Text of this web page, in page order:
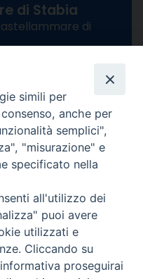
di Stabia
di
– 13:00
– 12:30
Channel
simili per
anche per
semplici",
"misurazione" e
specificato nella
all'utilizzo dei
puoi avere
utilizzati e
Cliccando su
proseguirai